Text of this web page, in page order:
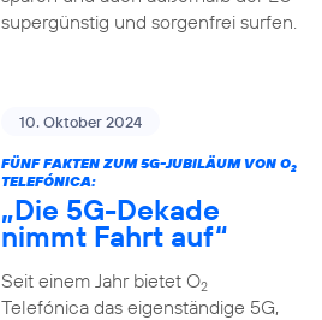
supergünstig und sorgenfrei surfen.
10. Oktober 2024
FÜNF FAKTEN ZUM 5G-JUBILÄUM VON O2
TELEFÓNICA:
„Die 5G-Dekade
nimmt Fahrt auf“
Seit einem Jahr bietet O2
Telefónica das eigenständige 5G,